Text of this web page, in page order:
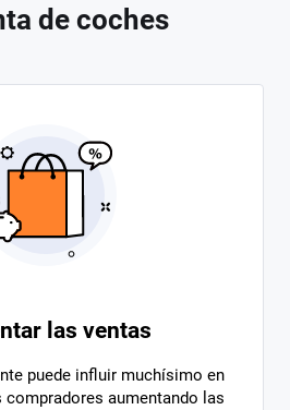
de coches
las ventas
puede influir muchísimo en
compradores aumentando las